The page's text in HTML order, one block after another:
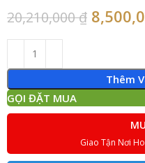
20,210,000₫
Thêm
GỌI ĐẶT MUA
Giao Tận Nơi